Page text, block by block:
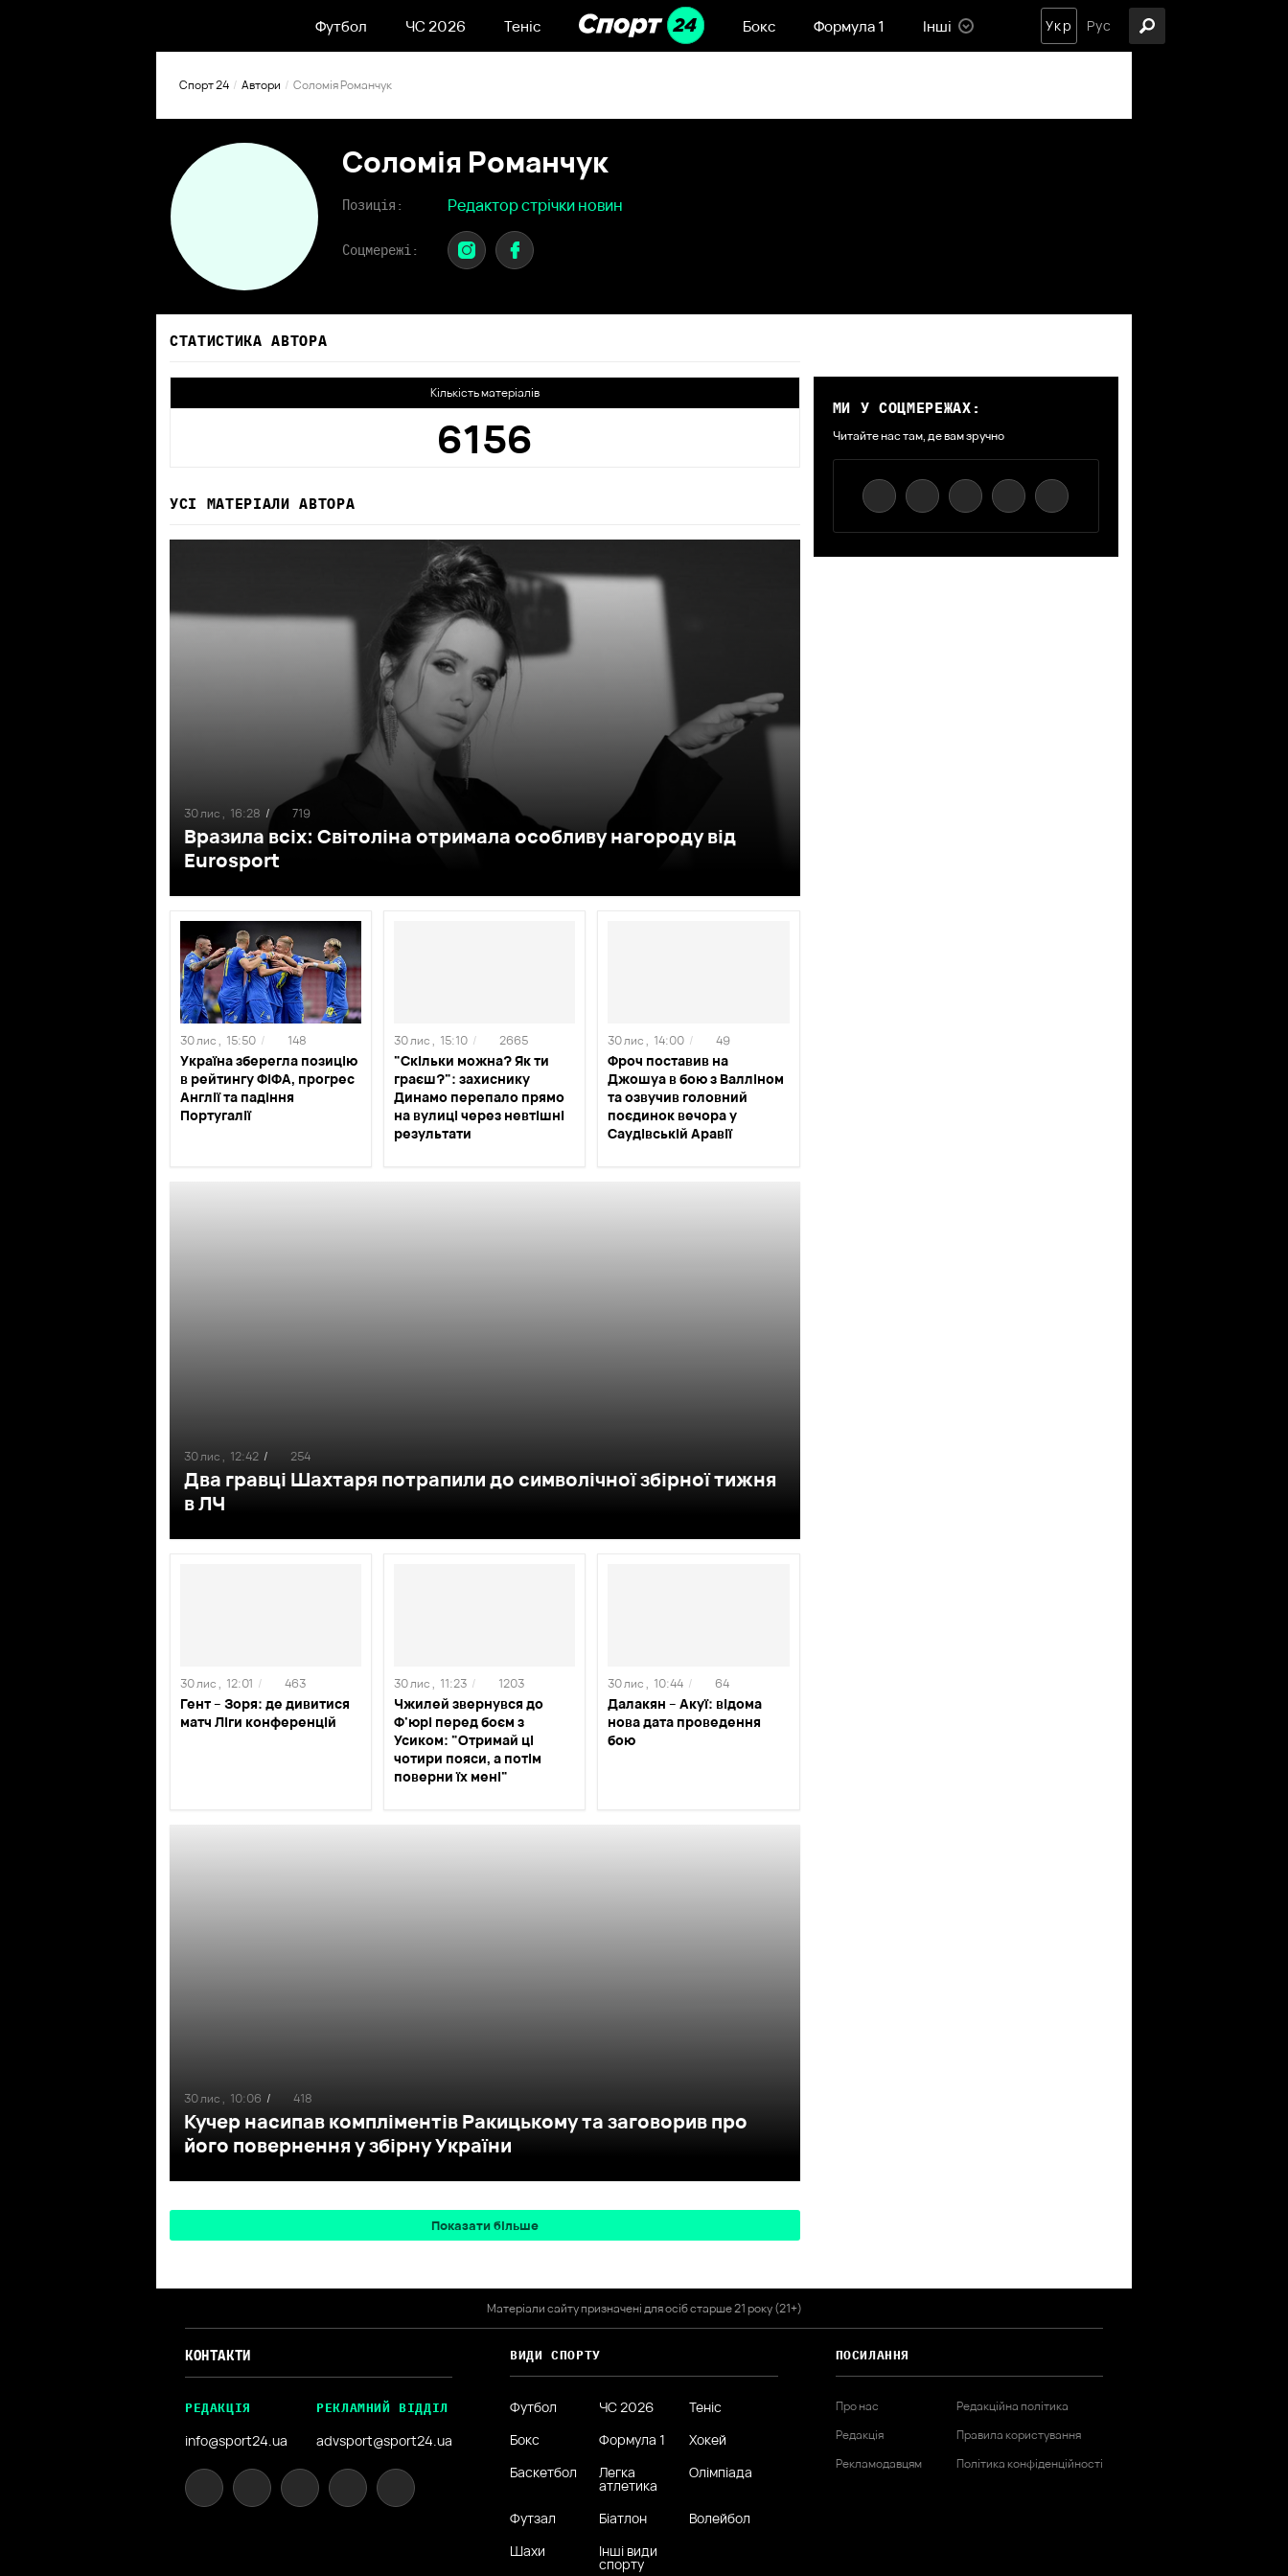
Футбол ЧС 2026 Теніс Бокс Формула 1 Інші Укр Рус
Спорт 24 Автори Соломія Романчук
Соломія Романчук
Позиція: Редактор стрічки новин
Соцмережі:
СТАТИСТИКА АВТОРА
Кількість матеріалів
6156
УСІ МАТЕРІАЛИ АВТОРА
Вразила всіх: Світоліна отримала особливу нагороду від
Eurosport
30 лис , 16:28 / 719
Україна зберегла позицію
в рейтингу ФІФА, прогрес
Англії та падіння
Португалії
30 лис , 15:50 / 148
"Скільки можна? Як ти
граєш?": захиснику
Динамо перепало прямо
на вулиці через невтішні
результати
30 лис , 15:10 / 2665
Фроч поставив на
Джошуа в бою з Валліном
та озвучив головний
поєдинок вечора у
Саудівській Аравії
30 лис , 14:00 / 49
Два гравці Шахтаря потрапили до символічної збірної тижня
в ЛЧ
30 лис , 12:42 / 254
Гент – Зоря: де дивитися
матч Ліги конференцій
30 лис , 12:01 / 463
Чжилей звернувся до
Ф'юрі перед боєм з
Усиком: "Отримай ці
чотири пояси, а потім
поверни їх мені"
30 лис , 11:23 / 1203
Далакян – Акуї: відома
нова дата проведення
бою
30 лис , 10:44 / 64
Кучер насипав компліментів Ракицькому та заговорив про
його повернення у збірну України
30 лис , 10:06 / 418
Показати більше
МИ У СОЦМЕРЕЖАХ:
Читайте нас там, де вам зручно
Матеріали сайту призначені для осіб старше 21 року (21+)
КОНТАКТИ
РЕДАКЦІЯ
info@sport24.ua
РЕКЛАМНИЙ ВІДДІЛ
advsport@sport24.ua
ВИДИ СПОРТУ
Футбол ЧС 2026
Теніс
Бокс
Формула 1
Хокей
Баскетбол
Легка
атлетика
Олімпіада
Футзал Біатлон
Волейбол
Шахи
Інші види
спорту
ПОСИЛАННЯ
Про нас
Редакція
Рекламодавцям
Редакційна політика
Правила користування
Політика конфіденційності